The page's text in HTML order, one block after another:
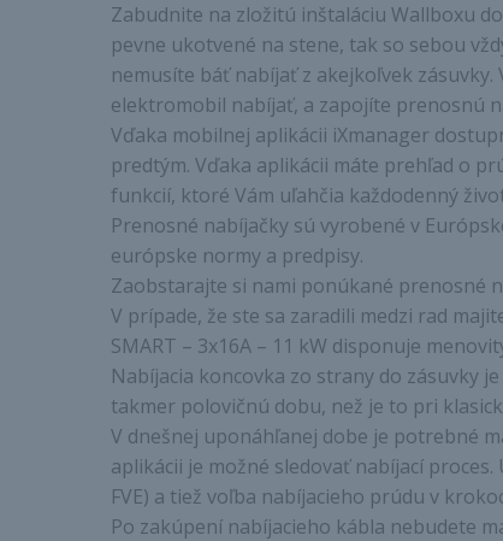
Zabudnite na zložitú inštaláciu Wallboxu
pevne ukotvené na stene, tak so sebou
nemusíte báť nabíjať z akejkoľvek
elektromobil nabíjať, a zapojíte prenosnú
Vďaka mobilnej aplikácii iXmanager
predtým. Vďaka aplikácii máte prehľad o
funkcií, ktoré Vám uľahčia každodenný
Prenosné nabíjačky sú vyrobené v
európske normy a predpisy.
Zaobstarajte si nami ponúkané prenosné
V prípade, že ste sa zaradili medzi rad
SMART – 3x16A – 11 kW disponuje
Nabíjacia koncovka zo strany do zásuvky
takmer polovičnú dobu, než je to pri
V dnešnej uponáhľanej dobe je potrebné
aplikácii je možné sledovať nabíjací
FVE) a tiež voľba nabíjacieho prúdu v
Po zakúpení nabíjacieho kábla nebudete